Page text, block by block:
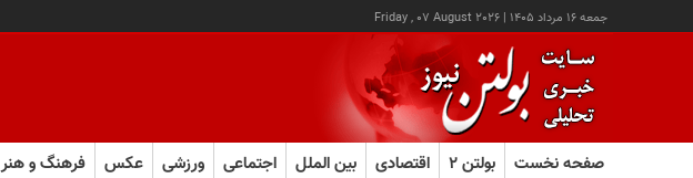
جمعه ۱۶ مرداد ۱۴۰۵ |
Friday , 07 August 2026
صفحه نخست بولتن ۲ اقتصادی بین الملل اجتماعی ورزشی عکس فرهنگ و هنر